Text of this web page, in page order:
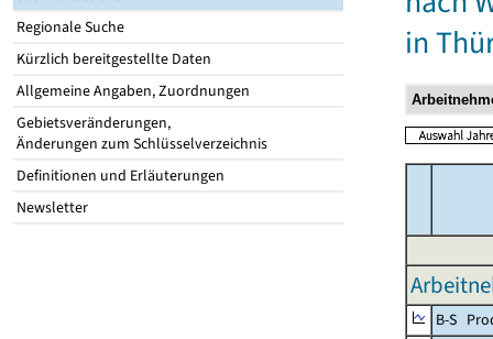
Regionale Suche
Kürzlich bereitgestellte Daten
Allgemeine Angaben, Zuordnungen
Gebietsveränderungen,
Änderungen zum Schlüsselverzeichnis
Definitionen und Erläuterungen
Newsletter
in
B-S